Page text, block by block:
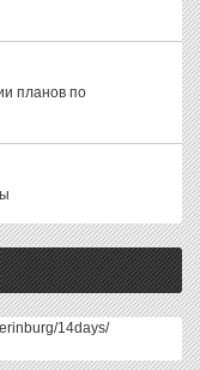
планов по
14days/